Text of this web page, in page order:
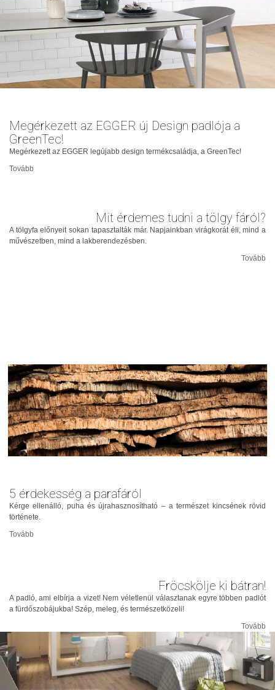
Megérkezett az EGGER új Design padlója a
GreenTec!
Megérkezett az EGGER legújabb design termékcsaládja, a GreenTec!
Tovább
Mit érdemes tudni a tölgy fáról?
A tölgyfa előnyeit sokan tapasztalták már. Napjainkban virágkorát éli, mind a
művészetben, mind a lakberendezésben.
Tovább
5 érdekesség a parafáról
Kérge ellenálló, puha és újrahasznosítható – a természet kincsének rövid
története.
Tovább
Fröcskölje ki bátran!
A padló, ami elbírja a vizet! Nem véletlenül választanak egyre többen padlót
a fürdőszobájukba! Szép, meleg, és természetközeli!
Tovább